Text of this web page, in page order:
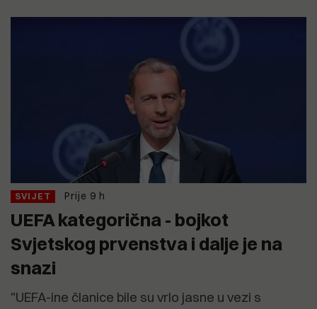
SVIJET Prije 9 h
UEFA kategorična - bojkot
Svjetskog prvenstva i dalje je na
snazi
"UEFA-ine članice bile su vrlo jasne u vezi s